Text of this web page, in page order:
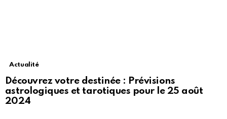
Actualité
Découvrez votre destinée : Prévisions
astrologiques et tarotiques pour le 25 août
2024